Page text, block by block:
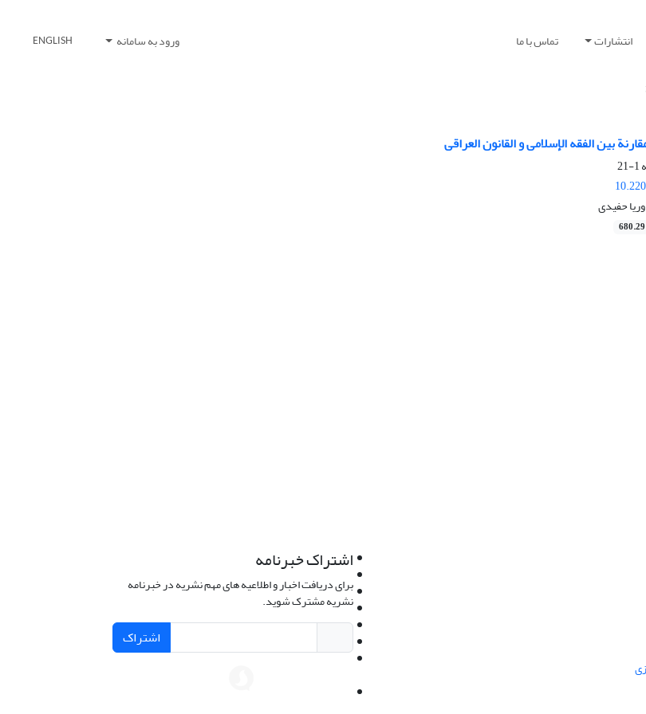
انتشارات تماس با ما ورود به سامانه ENGLISH
بین الفقه الإسلامی و القانون العراقی
1-21
حفیدی
اشتراک خبرنامه
برای دریافت اخبار و اطلاعیه های مهم نشریه در خبرنامه
نشریه مشترک شوید.
اشتراک